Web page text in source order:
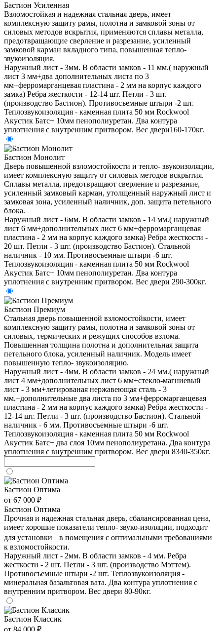
Бастион Усиленная
Взломостойкая и надежная стальная дверь, имеет
комплексную защиту рамы, полотна и замковой зоны от
силовых методов вскрытия, применяются сплавы металла,
предотвращающие сверление и разрезание, усиленный
замковой карман вкладного типа, повышенная тепло-
звукоизоляция.
Наружный лист - 3мм. В области замков - 11 мм.( наружный
лист 3 мм+два дополнительных листа по 3
мм+ферромарганцевая пластина - 2 мм на корпус каждого
замка) Ребра жесткости - 12-14 шт. Петли - 3 шт.
(производство Бастион). Противосъемные штыри -2 шт.
Теплозвукоизоляция - каменная плита 50 мм Rockwool
Акустик Батс+ 10мм пенополиуретан. Два контура
уплотнения с внутренним притвором. Вес двери160-170кг.
Бастион Монолит
Дверь повышенной взломостойкости и тепло- звукоизоляции,
имеет комплексную защиту от силовых методов вскрытия.
Сплавы металла, предотвращают сверление и разрезание,
усиленный замковый карман, утолщенный наружный лист и
замковая зона, усиленный наличник, доп. защита петельного
блока.
Наружный лист - 6мм. В области замков - 14 мм.( наружный
лист 6 мм+дополнительных лист 6 мм+ферромарганцевая
пластина - 2 мм на корпус каждого замка) Ребра жесткости -
20 шт. Петли - 3 шт. (производство Бастион). Стальной
наличник - 10 мм. Противосъемные штыри -6 шт.
Теплозвукоизоляция - каменная плита 50 мм Rockwool
Акустик Батс+ 10мм пенополиуретан. Два контура
уплотнения с внутренним притвором. Вес двери 290-300кг.
Бастион Премиум
Стальная дверь повышенной взломостойкости, имеет
комплексную защиту рамы, полотна и замковой зоны от
силовых, термических и режущих способов взлома.
Повышенная толщина полотна и дополнительная защита
петельного блока, усиленный наличник. Модель имеет
повышенную тепло- звукоизоляцию.
Наружный лист - 4мм. В области замков - 24 мм.( наружный
лист 4 мм+дополнительных лист 6 мм+стекло-магниевый
лист - 3 мм+легированая нержавеющая сталь - 3
мм.+дополнительные два листа по 3 мм+ферромарганцевая
пластина - 2 мм на корпус каждого замка) Ребра жесткости -
12-14 шт. Петли - 3 шт. (производство Бастион). Стальной
наличник - 6 мм. Противосъемные штыри -6 шт.
Теплозвукоизоляция - каменная плита 50 мм Rockwool
Акустик Батс+ два слоя 10мм пенополиуретана. Два контура
уплотнения с внутренним притвором. Вес двери 8340-350кг.
Бастион Оптима
от 67 000 ₽
Бастион Оптима
Прочная и надежная стальная дверь, сбалансированная цена,
имеет хорошие показатели тепло- звуко-изоляции, подходит
для установки в помещения с оптимальными требованиями
к взломостойкости.
Наружный лист - 2мм. В области замков - 4 мм. Ребра
жесткости - 2 шт. Петли - 3 шт. (производство Мэттем).
Противосъемные штыри -2 шт. Теплозвукоизоляция -
минеральная базальтовая вата. Два контура уплотнения с
внутренним притвором. Вес двери 80-90кг.
Бастион Классик
от 84 000 ₽